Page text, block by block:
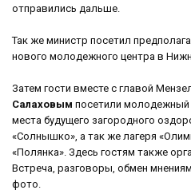
отправились дальше.
Так же министр посетил
нового молодежного центра в
Затем гости вместе с главой
Салаховым посетили молодежный
места будущего загородного
«Солнышко», а так же лагеря
«Полянка». Здесь гостям также
Встреча, разговоры, обмен
фото.